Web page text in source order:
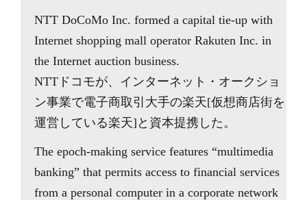
NTT DoCoMo Inc. formed a capital tie-up with
Internet shopping mall operator Rakuten Inc. in
the Internet auction business.
NTTドコモが、インターネット・オークショ
ン事業で電子商取引大手の楽天[仮想商店街を
運営している楽天]と資本提携した。
The epoch-making service features “multimedia
banking” that permits access to financial services
from a personal computer in a corporate network